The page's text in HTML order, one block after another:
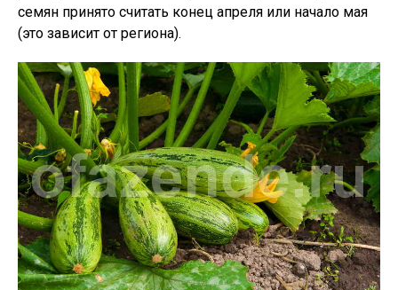
семян принято считать конец апреля или начало мая
(это зависит от региона).